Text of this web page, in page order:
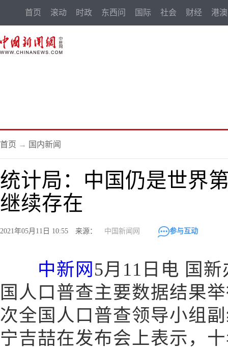
首页 滚动 时政 东西问 国际 社会 财经 港澳
首页 → 国内新闻
统计局：中国仍是世界
继续存在
2021年05月11日 10:55 来源： 中国新闻网 参与互动
中新网 5月11日电 国
国人口普查主要数据结果
次全国人口普查领导小组
宁吉喆在发布会上表示，